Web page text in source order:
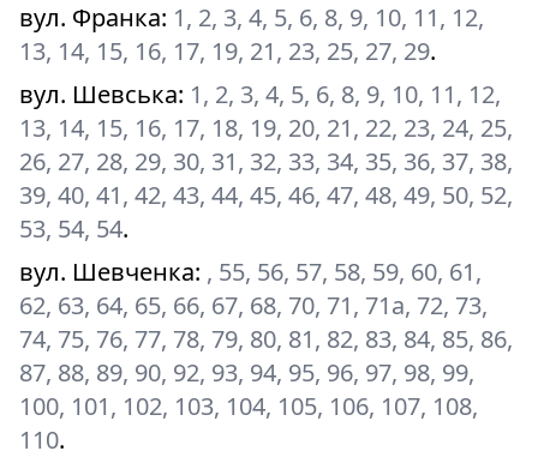
вул. Франка: 1, 2, 3, 4, 5, 6, 8, 9, 10, 11, 12,
13, 14, 15, 16, 17, 19, 21, 23, 25, 27, 29.
вул. Шевська: 1, 2, 3, 4, 5, 6, 8, 9, 10, 11, 12,
13, 14, 15, 16, 17, 18, 19, 20, 21, 22, 23, 24, 25,
26, 27, 28, 29, 30, 31, 32, 33, 34, 35, 36, 37, 38,
39, 40, 41, 42, 43, 44, 45, 46, 47, 48, 49, 50, 52,
53, 54, 54.
вул. Шевченка: , 55, 56, 57, 58, 59, 60, 61,
62, 63, 64, 65, 66, 67, 68, 70, 71, 71а, 72, 73,
74, 75, 76, 77, 78, 79, 80, 81, 82, 83, 84, 85, 86,
87, 88, 89, 90, 92, 93, 94, 95, 96, 97, 98, 99,
100, 101, 102, 103, 104, 105, 106, 107, 108,
110.